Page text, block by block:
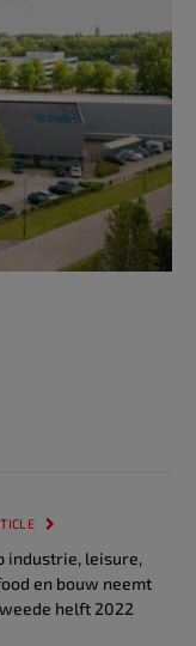
industrie, leisure,
en bouw neemt
helft 2022